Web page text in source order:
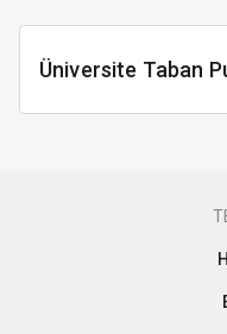
Üniversite Taban